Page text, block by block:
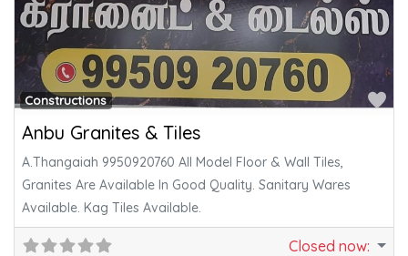
Constructions
Anbu Granites & Tiles
A.Thangaiah 9950920760 All Model Floor & Wall Tiles,
Granites Are Available In Good Quality. Sanitary Wares
Available. Kag Tiles Available.
Closed now: